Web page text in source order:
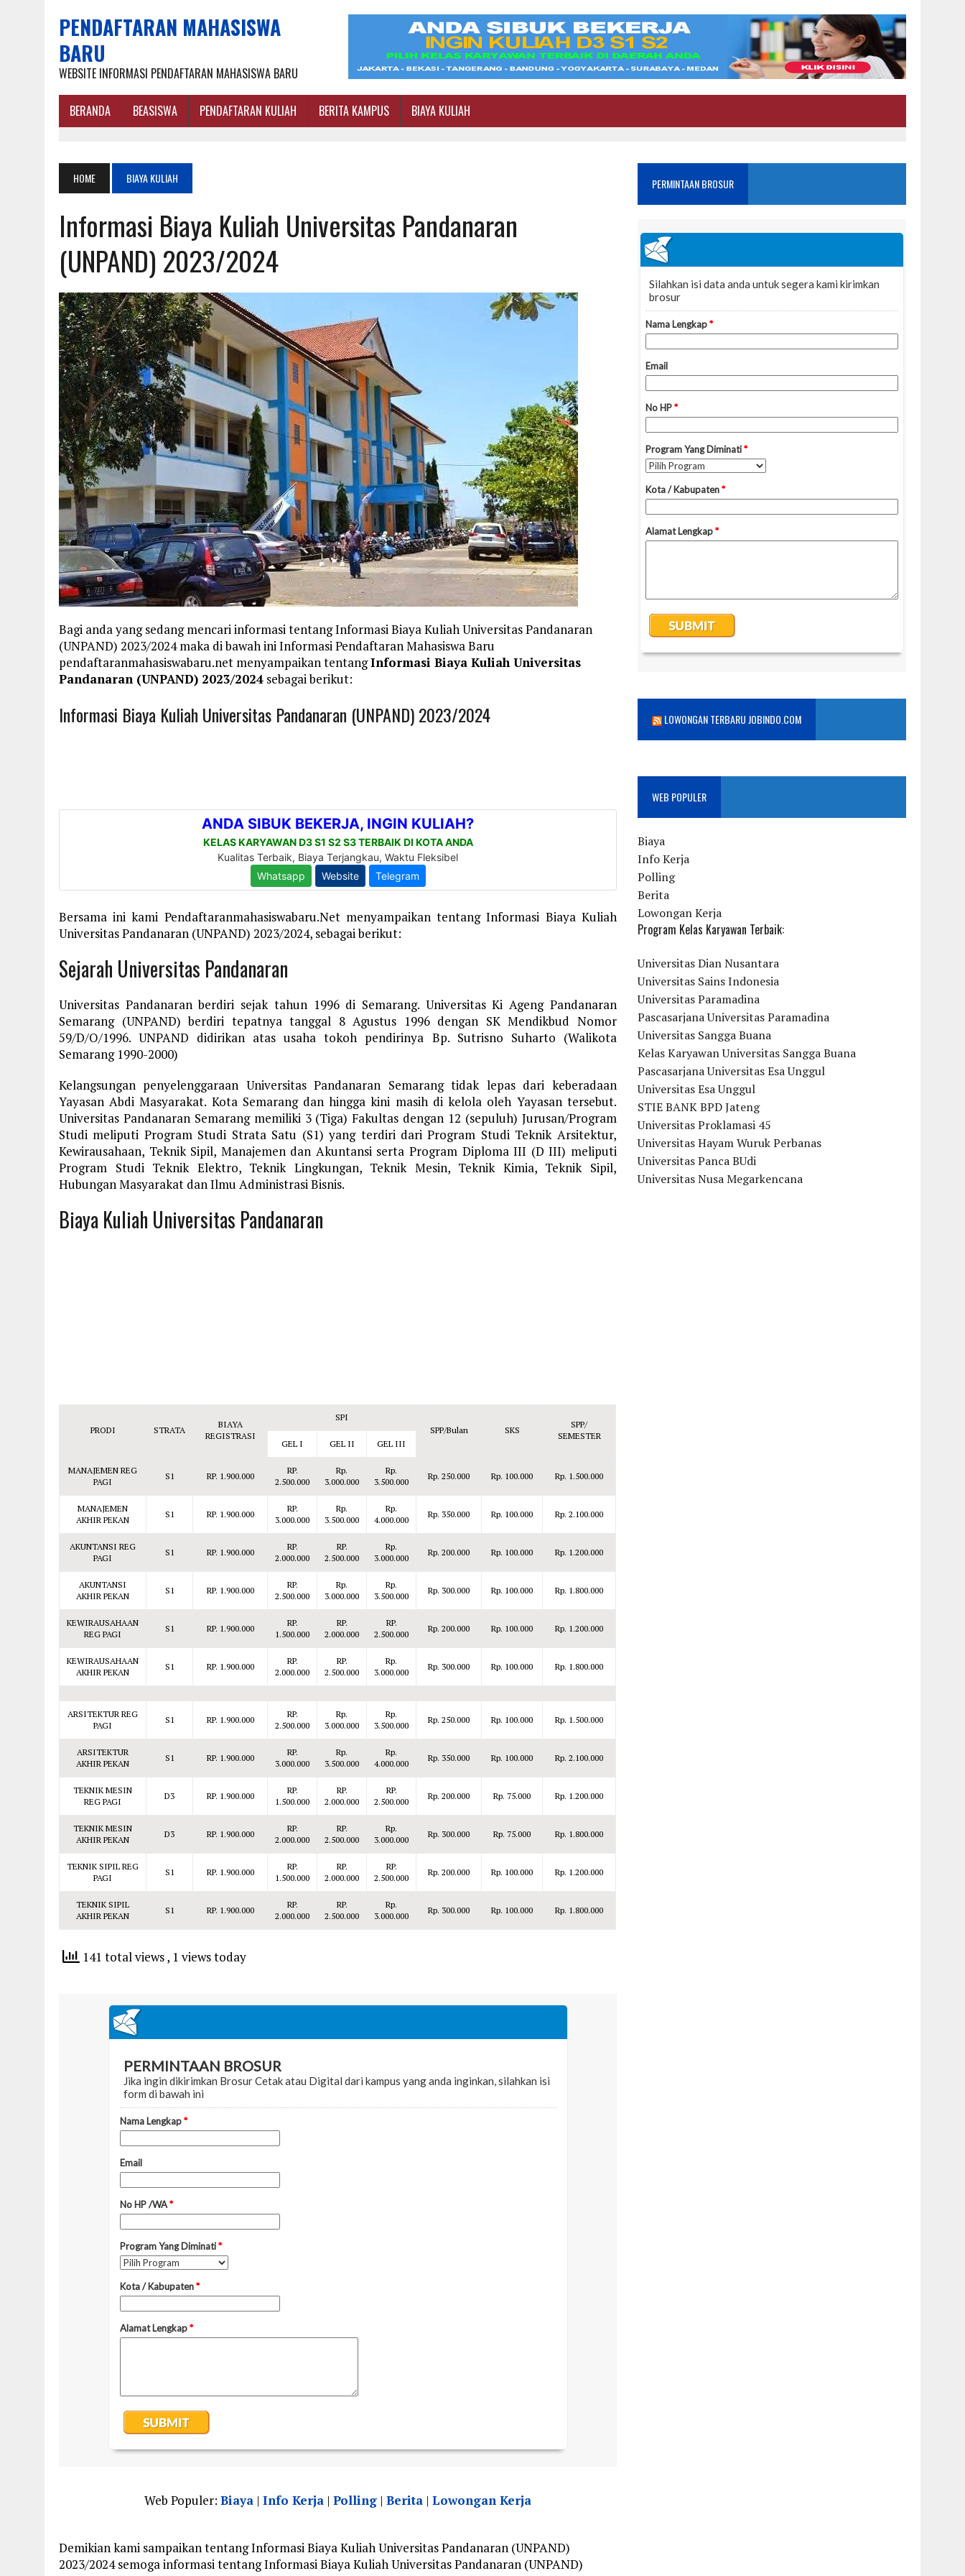
PENDAFTARAN MAHASISWA
BARU
WEBSITE INFORMASI PENDAFTARAN MAHASISWA BARU
BERANDA BEASISWA PENDAFTARAN KULIAH BERITA KAMPUS BIAYA KULIAH
HOME BIAYA KULIAH
Informasi Biaya Kuliah Universitas Pandanaran
(UNPAND) 2023/2024
Bagi anda yang sedang mencari informasi tentang Informasi Biaya Kuliah Universitas Pandanaran
(UNPAND) 2023/2024 maka di bawah ini Informasi Pendaftaran Mahasiswa Baru
pendaftaranmahasiswabaru.net menyampaikan tentangInformasi Biaya Kuliah Universitas
Pandanaran (UNPAND) 2023/2024 sebagai berikut:
Informasi Biaya Kuliah Universitas Pandanaran (UNPAND) 2023/2024
Bersama ini kami Pendaftaranmahasiswabaru.Net menyampaikan tentang Informasi Biaya Kuliah
Universitas Pandanaran (UNPAND) 2023/2024, sebagai berikut:
Sejarah Universitas Pandanaran
Universitas Pandanaran berdiri sejak tahun 1996 di Semarang. Universitas Ki Ageng Pandanaran
Semarang (UNPAND) berdiri tepatnya tanggal 8 Agustus 1996 dengan SK Mendikbud Nomor
59/D/O/1996. UNPAND didirikan atas usaha tokoh pendirinya Bp. Sutrisno Suharto (Walikota
Semarang 1990-2000)
Kelangsungan penyelenggaraan Universitas Pandanaran Semarang tidak lepas dari keberadaan
Yayasan Abdi Masyarakat. Kota Semarang dan hingga kini masih di kelola oleh Yayasan tersebut.
Universitas Pandanaran Semarang memiliki 3 (Tiga) Fakultas dengan 12 (sepuluh) Jurusan/Program
Studi meliputi Program Studi Strata Satu (S1) yang terdiri dari Program Studi Teknik Arsitektur,
Kewirausahaan, Teknik Sipil, Manajemen dan Akuntansi serta Program Diploma III (D III) meliputi
Program Studi Teknik Elektro, Teknik Lingkungan, Teknik Mesin, Teknik Kimia, Teknik Sipil,
Hubungan Masyarakat dan Ilmu Administrasi Bisnis.
Biaya Kuliah Universitas Pandanaran
PRODI STRATA
BIAYA
REGISTRASI
SPI
SPP/Bulan
SKS
SPP/
SEMESTER
GEL I GEL II GEL III
MANAJEMEN REG
PAGI
S1 RP. 1.900.000
RP.
2.500.000
Rp.
3.000.000
Rp.
3.500.000
Rp. 250.000 Rp. 100.000 Rp. 1.500.000
MANAJEMEN
AKHIR PEKAN
S1 RP. 1.900.000
RP.
3.000.000
Rp.
3.500.000
Rp.
4.000.000
Rp. 350.000 Rp. 100.000 Rp. 2.100.000
AKUNTANSI REG
PAGI
S1 RP. 1.900.000
RP.
2.000.000
RP.
2.500.000
Rp.
3.000.000
Rp. 200.000 Rp. 100.000 Rp. 1.200.000
AKUNTANSI
AKHIR PEKAN
S1 RP. 1.900.000
RP.
2.500.000
Rp.
3.000.000
Rp.
3.500.000
Rp. 300.000 Rp. 100.000 Rp. 1.800.000
KEWIRAUSAHAAN
REG PAGI
S1 RP. 1.900.000
RP.
1.500.000
RP.
2.000.000
RP.
2.500.000
Rp. 200.000 Rp. 100.000 Rp. 1.200.000
KEWIRAUSAHAAN
AKHIR PEKAN
S1 RP. 1.900.000
RP.
2.000.000
RP.
2.500.000
Rp.
3.000.000
Rp. 300.000 Rp. 100.000 Rp. 1.800.000
ARSITEKTUR REG
PAGI
S1 RP. 1.900.000
RP.
2.500.000
Rp.
3.000.000
Rp.
3.500.000
Rp. 250.000 Rp. 100.000 Rp. 1.500.000
ARSITEKTUR
AKHIR PEKAN
S1 RP. 1.900.000
RP.
3.000.000
Rp.
3.500.000
Rp.
4.000.000
Rp. 350.000 Rp. 100.000 Rp. 2.100.000
TEKNIK MESIN
REG PAGI
D3 RP. 1.900.000
RP.
1.500.000
RP.
2.000.000
RP.
2.500.000
Rp. 200.000 Rp. 75.000 Rp. 1.200.000
TEKNIK MESIN
AKHIR PEKAN
D3 RP. 1.900.000
RP.
2.000.000
RP.
2.500.000
Rp.
3.000.000
Rp. 300.000 Rp. 75.000 Rp. 1.800.000
TEKNIK SIPIL REG
PAGI
S1 RP. 1.900.000
RP.
1.500.000
RP.
2.000.000
RP.
2.500.000
Rp. 200.000 Rp. 100.000 Rp. 1.200.000
TEKNIK SIPIL
AKHIR PEKAN
S1 RP. 1.900.000
RP.
2.000.000
RP.
2.500.000
Rp.
3.000.000
Rp. 300.000 Rp. 100.000 Rp. 1.800.000
141 total views, 1 views today
Web Populer: Biaya| Info Kerja| Polling| Berita| Lowongan Kerja
Demikian kami sampaikan tentang Informasi Biaya Kuliah Universitas Pandanaran (UNPAND)
2023/2024 semoga informasi tentang Informasi Biaya Kuliah Universitas Pandanaran (UNPAND)
PERMINTAAN BROSUR
LOWONGAN TERBARU JOBINDO.COM
WEB POPULER
Biaya
Info Kerja
Polling
Berita
Lowongan Kerja
Program Kelas Karyawan Terbaik:
Universitas Dian Nusantara
Universitas Sains Indonesia
Universitas Paramadina
Pascasarjana Universitas Paramadina
Universitas Sangga Buana
Kelas Karyawan Universitas Sangga Buana
Pascasarjana Universitas Esa Unggul
Universitas Esa Unggul
STIE BANK BPD Jateng
Universitas Proklamasi 45
Universitas Hayam Wuruk Perbanas
Universitas Panca BUdi
Universitas Nusa Megarkencana